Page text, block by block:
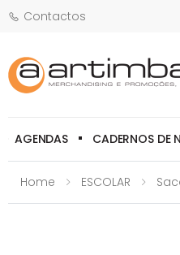
Contactos
AGENDAS CADERNOS DE
Home ESCOLAR